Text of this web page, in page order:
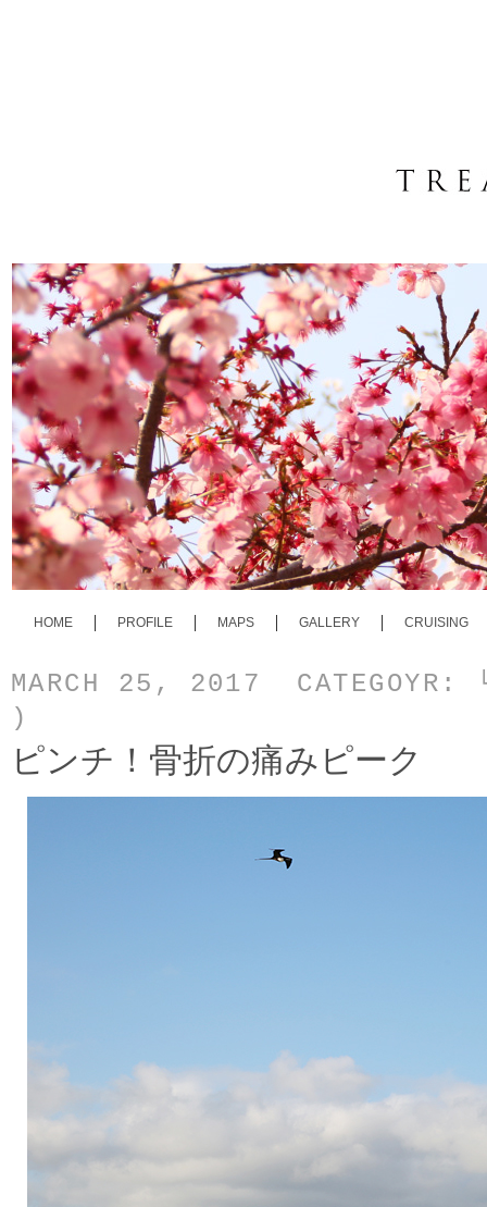
HOME PROFILE MAPS GALLERY CRUISING
MARCH 25, 2017 CATEGOYR:
)
ピンチ！骨折の痛みピーク